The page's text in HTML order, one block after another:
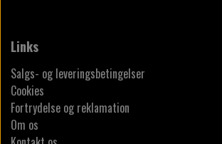
Links
Salgs- og leveringsbetingelser
Cookies
Fortrydelse og reklamation
Om os